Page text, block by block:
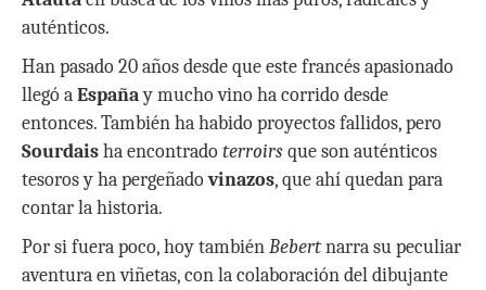
auténticos.
Han pasado 20 años desde que este francés apasionado
llegó aEspañay mucho vino ha corrido desde
entonces. También ha habido proyectos fallidos, pero
Sourdaisha encontradoterroirsque son auténticos
tesoros y ha pergeñadovinazos, que ahí quedan para
contar la historia.
Por si fuera poco, hoy tambiénBebertnarra su peculiar
aventura en viñetas, con la colaboración del dibujante